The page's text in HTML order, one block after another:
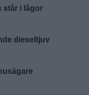
står i lågor
dieseltjuv